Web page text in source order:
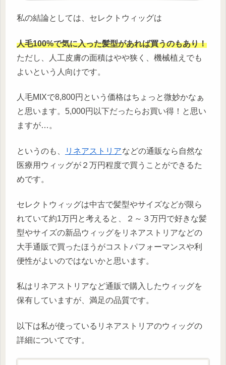
私の結論としては、セレクトウィッグは
人毛100%で気に入った髪型があれば買うのもあり！
ただし、人工皮膚の面積はやや狭く、機械植えでも
よいという人向けです。
人毛MIXで8,800円という価格はちょっと微妙かなぁ
と思います。5,000円以下だったらお買い得！と思い
ますが…。
というのも、 リネアストリアなどの通販なら自然な
医療用ウィッグが２万円程度で買うことができるた
めです。
セレクトウィッグは中古で髪型やサイズなどが限ら
れていて約1万円と考えると、２～３万円で好きな髪
型やサイズの新品ウィッグをリネアストリアなどの
大手通販で買ったほうがコストパフォーマンスや利
便性がよいのではないかと思います。
私はリネアストリアなど通販で購入したウィッグを
保有していますが、満足の品質です。
以下は私が使っているリネアストリアのウィッグの
詳細についてです。